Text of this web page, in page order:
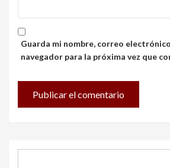
Guarda mi nombre, correo
navegador para la próxima vez que